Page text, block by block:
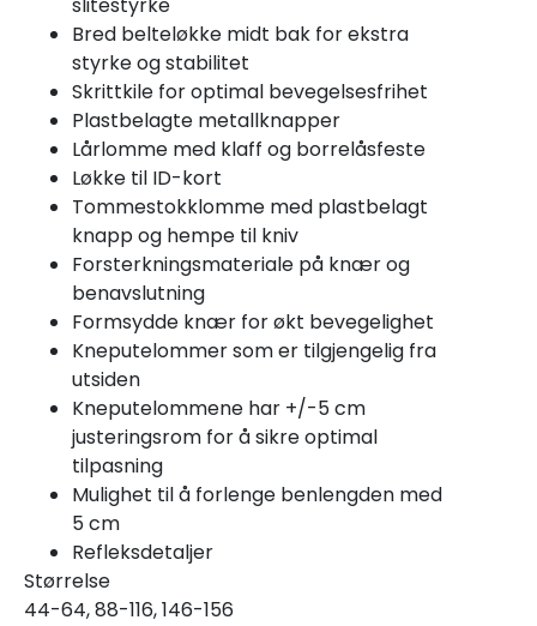
slitestyrke
Bred belteløkke midt bak for ekstra
styrke og stabilitet
Skrittkile for optimal bevegelsesfrihet
Plastbelagte metallknapper
Lårlomme med klaff og borrelåsfeste
Løkke til ID-kort
Tommestokklomme med plastbelagt
knapp og hempe til kniv
Forsterkningsmateriale på knær og
benavslutning
Formsydde knær for økt bevegelighet
Kneputelommer som er tilgjengelig fra
utsiden
Kneputelommene har +/-5 cm
justeringsrom for å sikre optimal
tilpasning
Mulighet til å forlenge benlengden med
5 cm
Refleksdetaljer
Størrelse
44-64, 88-116, 146-156